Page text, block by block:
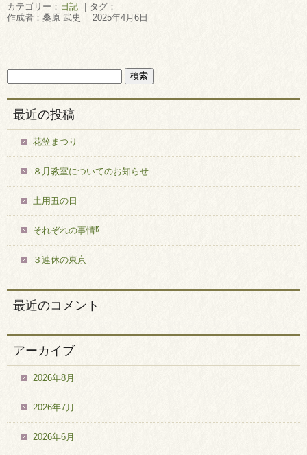
カテゴリー： 日記 ｜タグ：
作成者：桑原 武史 ｜2025年4月6日
最近の投稿
花笠まつり
８月教室についてのお知らせ
土用丑の日
それぞれの事情⁉
３連休の東京
最近のコメント
アーカイブ
2026年8月
2026年7月
2026年6月